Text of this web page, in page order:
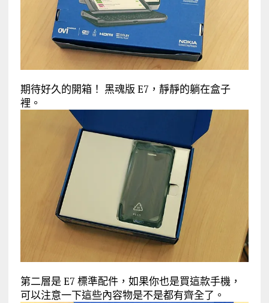
期待好久的開箱！ 黑魂版 E7，靜靜的躺在盒子
裡。
第二層是 E7 標準配件，如果你也是買這款手機，
可以注意一下這些內容物是不是都有齊全了。